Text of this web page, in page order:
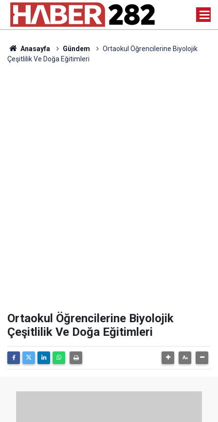
Anasayfa Gündem
Ortaokul Öğrencilerine Biyolojik
Çeşitlilik Ve Doğa Eğitimleri
Ortaokul Öğrencilerine Biyolojik
Çeşitlilik Ve Doğa Eğitimleri